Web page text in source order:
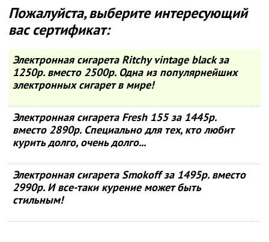
Пожалуйста, выберите интересующий
вас сертификат:
Электронная сигарета Ritchy vintage black за
1250р. вместо 2500р. Одна из популярнейших
электронных сигарет в мире!
Электронная сигарета Fresh 155 за 1445р.
вместо 2890р. Специально для тех, кто любит
курить долго, очень долго...
Электронная сигарета Smokoff за 1495р. вместо
2990р. И все-таки курение может быть
стильным!